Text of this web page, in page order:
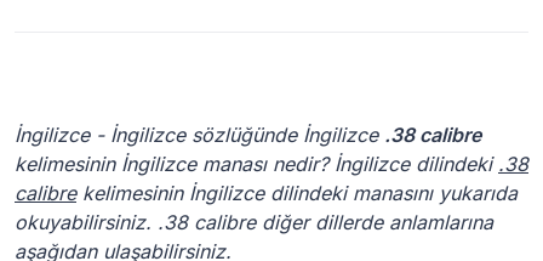
İngilizce - İngilizce sözlüğünde İngilizce .38 calibre
kelimesinin İngilizce manası nedir? İngilizce dilindeki .38
calibrekelimesinin İngilizce dilindeki manasını yukarıda
okuyabilirsiniz. .38 calibre diğer dillerde anlamlarına
aşağıdan ulaşabilirsiniz.